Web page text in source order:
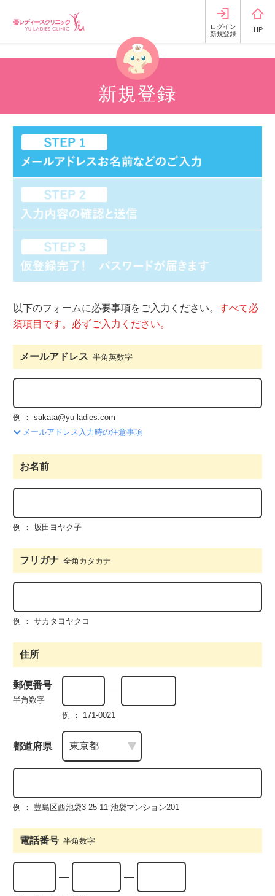
ログイン
新規登録
HP
新規登録
以下のフォームに必要事項をご入力ください。 すべて必
須項目です。必ずご入力ください。
メールアドレス 半角英数字
例 ： sakata@yu-ladies.com
メールアドレス入力時の注意事項
お名前
例 ： 坂田ヨヤク子
フリガナ 全角カタカナ
例 ： サカタヨヤクコ
住所
郵便番号
半角数字
例 ： 171-0021
都道府県
例 ： 豊島区西池袋3-25-11 池袋マンション201
電話番号 半角数字